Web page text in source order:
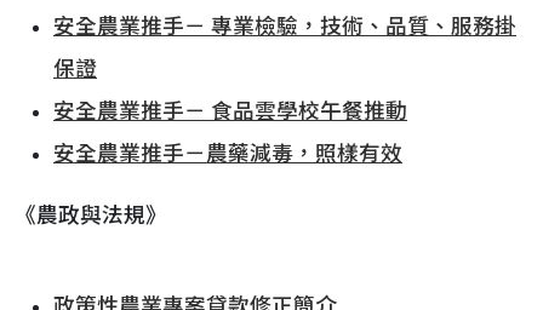
安全農業推手－ 專業檢驗，技術、品質、服務掛
保證
安全農業推手－ 食品雲學校午餐推動
安全農業推手－農藥減毒，照樣有效
《農政與法規》